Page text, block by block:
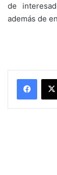
de
además de